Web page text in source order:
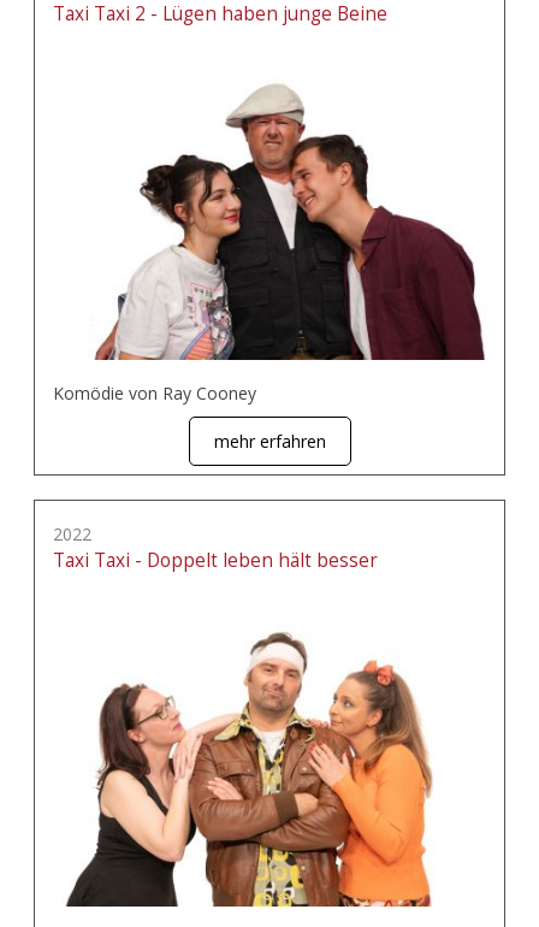
Taxi Taxi 2 - Lügen haben junge Beine
Komödie von Ray Cooney
mehr erfahren
2022
Taxi Taxi - Doppelt leben hält besser